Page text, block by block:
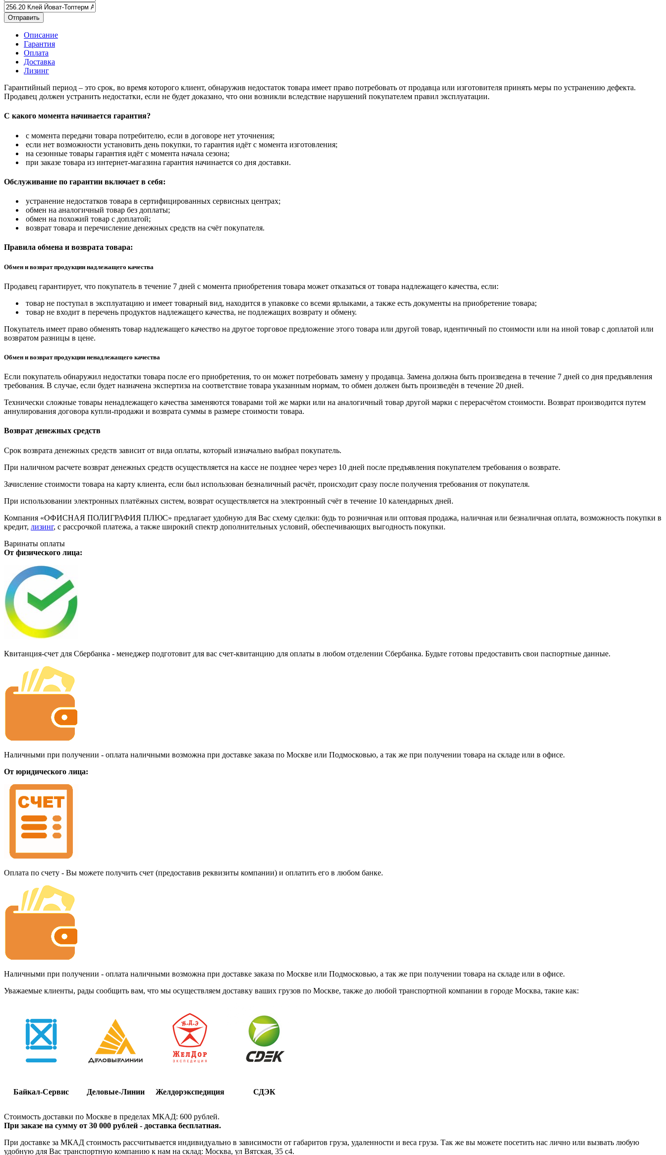
Отправить
Описание
Гарантия
Оплата
Доставка
Лизинг
Гарантийный период – это срок, во время которого клиент, обнаружив недостаток товара имеет право потребовать от продавца или изготовителя принять меры по устранению дефекта.
Продавец должен устранить недостатки, если не будет доказано, что они возникли вследствие нарушений покупателем правил эксплуатации.
С какого момента начинается гарантия?
с момента передачи товара потребителю, если в договоре нет уточнения;
если нет возможности установить день покупки, то гарантия идёт с момента изготовления;
на сезонные товары гарантия идёт с момента начала сезона;
при заказе товара из интернет-магазина гарантия начинается со дня доставки.
Обслуживание по гарантии включает в себя:
устранение недостатков товара в сертифицированных сервисных центрах;
обмен на аналогичный товар без доплаты;
обмен на похожий товар с доплатой;
возврат товара и перечисление денежных средств на счёт покупателя.
Правила обмена и возврата товара:
Обмен и возврат продукции надлежащего качества
Продавец гарантирует, что покупатель в течение 7 дней с момента приобретения товара может отказаться от товара надлежащего качества, если:
товар не поступал в эксплуатацию и имеет товарный вид, находится в упаковке со всеми ярлыками, а также есть документы на приобретение товара;
товар не входит в перечень продуктов надлежащего качества, не подлежащих возврату и обмену.
Покупатель имеет право обменять товар надлежащего качество на другое торговое предложение этого товара или другой товар, идентичный по стоимости или на иной товар с доплатой или
возвратом разницы в цене.
Обмен и возврат продукции ненадлежащего качества
Если покупатель обнаружил недостатки товара после его приобретения, то он может потребовать замену у продавца. Замена должна быть произведена в течение 7 дней со дня предъявления
требования. В случае, если будет назначена экспертиза на соответствие товара указанным нормам, то обмен должен быть произведён в течение 20 дней.
Технически сложные товары ненадлежащего качества заменяются товарами той же марки или на аналогичный товар другой марки с перерасчётом стоимости. Возврат производится путем
аннулирования договора купли-продажи и возврата суммы в размере стоимости товара.
Возврат денежных средств
Срок возврата денежных средств зависит от вида оплаты, который изначально выбрал покупатель.
При наличном расчете возврат денежных средств осуществляется на кассе не позднее через через 10 дней после предъявления покупателем требования о возврате.
Зачисление стоимости товара на карту клиента, если был использован безналичный расчёт, происходит сразу после получения требования от покупателя.
При использовании электронных платёжных систем, возврат осуществляется на электронный счёт в течение 10 календарных дней.
Компания «ОФИСНАЯ ПОЛИГРАФИЯ ПЛЮС» предлагает удобную для Вас схему сделки: будь то розничная или оптовая продажа, наличная или безналичная оплата, возможность покупки в
кредит, лизинг, с рассрочкой платежа, а также широкий спектр дополнительных условий, обеспечивающих выгодность покупки.
Варинаты оплаты
От физического лица:
Квитанция-счет для Сбербанка - менеджер подготовит для вас счет-квитанцию для оплаты в любом отделении Сбербанка. Будьте готовы предоставить свои паспортные данные.
Наличными при получении - оплата наличными возможна при доставке заказа по Москве или Подмосковью, а так же при получении товара на складе или в офисе.
От юридического лица:
Оплата по счету - Вы можете получить счет (предоставив реквизиты компании) и оплатить его в любом банке.
Наличными при получении - оплата наличными возможна при доставке заказа по Москве или Подмосковью, а так же при получении товара на складе или в офисе.
Уважаемые клиенты, рады сообщить вам, что мы осуществляем доставку ваших грузов по Москве, также до любой транспортной компании в городе Москва, такие как:
Байкал-Сервис Деловые-Линии Желдорэкспедиция СДЭК
Стоимость доставки по Москве в пределах МКАД: 600 рублей.
При заказе на сумму от 30 000 рублей - доставка бесплатная.
При доставке за МКАД стоимость рассчитывается индивидуально в зависимости от габаритов груза, удаленности и веса груза. Так же вы можете посетить нас лично или вызвать любую
удобную для Вас транспортную компанию к нам на склад: Москва, ул Вятская, 35 c4.